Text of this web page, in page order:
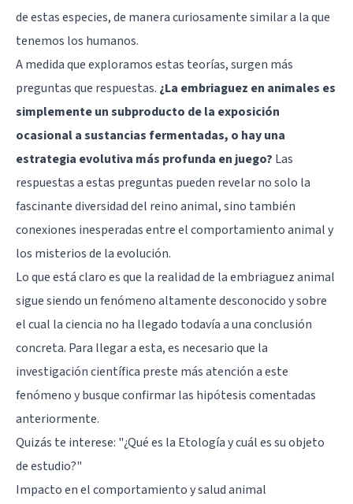
de estas especies, de manera curiosamente similar a la que
tenemos los humanos.
A medida que exploramos estas teorías, surgen más
preguntas que respuestas. ¿La embriaguez en animales es
simplemente un subproducto de la exposición
ocasional a sustancias fermentadas, o hay una
estrategia evolutiva más profunda en juego? Las
respuestas a estas preguntas pueden revelar no solo la
fascinante diversidad del reino animal, sino también
conexiones inesperadas entre el comportamiento animal y
los misterios de la evolución.
Lo que está claro es que la realidad de la embriaguez animal
sigue siendo un fenómeno altamente desconocido y sobre
el cual la ciencia no ha llegado todavía a una conclusión
concreta. Para llegar a esta, es necesario que la
investigación científica preste más atención a este
fenómeno y busque confirmar las hipótesis comentadas
anteriormente.
Quizás te interese: "¿Qué es la Etología y cuál es su objeto
de estudio?"
Impacto en el comportamiento y salud animal